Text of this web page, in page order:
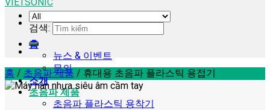
홈
뉴스 & 이벤트
문의
소개
초음파 제품
초음파 플라스틱 용착기
검색:
홈 / 초음파 제품 / 휴대용 초음파 플라스틱 용접기